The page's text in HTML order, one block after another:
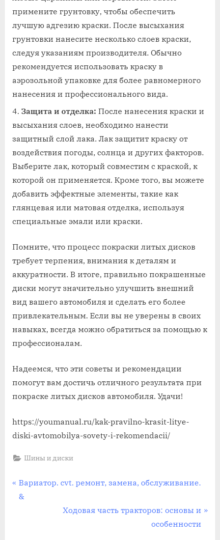
примените грунтовку, чтобы обеспечить
лучшую адгезию краски. После высыхания
грунтовки нанесите несколько слоев краски,
следуя указаниям производителя. Обычно
рекомендуется использовать краску в
аэрозольной упаковке для более равномерного
нанесения и профессионального вида.
Защита и отделка: После нанесения краски и
высыхания слоев, необходимо нанести
защитный слой лака. Лак защитит краску от
воздействия погоды, солнца и других факторов.
Выберите лак, который совместим с краской, к
которой он применяется. Кроме того, вы можете
добавить эффектные элементы, такие как
глянцевая или матовая отделка, используя
специальные эмали или краски.
Помните, что процесс покраски литых дисков
требует терпения, внимания к деталям и
аккуратности. В итоге, правильно покрашенные
диски могут значительно улучшить внешний
вид вашего автомобиля и сделать его более
привлекательным. Если вы не уверены в своих
навыках, всегда можно обратиться за помощью к
профессионалам.
Надеемся, что эти советы и рекомендации
помогут вам достичь отличного результата при
покраске литых дисков автомобиля. Удачи!
https://youmanual.ru/kak-pravilno-krasit-litye-
diski-avtomobilya-sovety-i-rekomendacii/
Шины и диски
Навигация
П
р
Вариатор. cvt. ремонт, замена, обслуживание.
&
С
Ходовая часть тракторов: основы и
особенности